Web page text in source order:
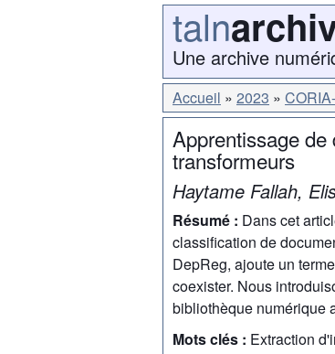
taln
Une archive
Accueil 2023
Apprentissage
transformeurs
Haytame Fallah,
Résumé : Dans cet
classification de
DepReg, ajoute un
coexister. Nous
bibliothèque numérique
Mots clés : Extraction